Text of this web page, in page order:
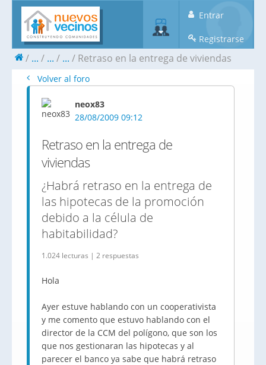
Entrar
Registrarse
... ... ... Retraso en la entrega de viviendas
Volver al foro
neox83
28/08/2009 09:12
Retraso en la entrega de
viviendas
¿Habrá retraso en la entrega de
las hipotecas de la promoción
debido a la célula de
habitabilidad?
1.024 lecturas | 2 respuestas
Hola
Ayer estuve hablando con un cooperativista
y me comento que estuvo hablando con el
director de la CCM del polígono, que son los
que nos gestionaran las hipotecas y al
parecer el banco ya sabe que habrá retraso